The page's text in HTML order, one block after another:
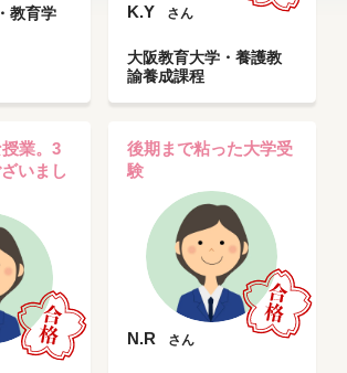
教育学
K.Y さん
大阪教育大学・養護教
諭養成課程
業。3
いまし
後期まで粘った大学受
験
N.R さん